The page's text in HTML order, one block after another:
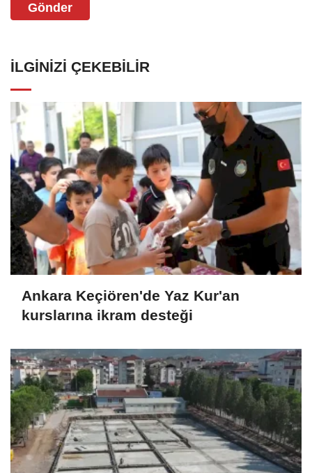
Gönder
İLGINIZI ÇEKEBILIR
Ankara Keçiören'de Yaz Kur'an
kurslarına ikram desteği